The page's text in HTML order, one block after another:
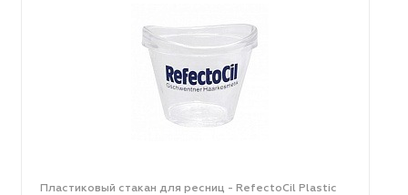
Пластиковый стакан для ресниц - RefectoCil Plastic